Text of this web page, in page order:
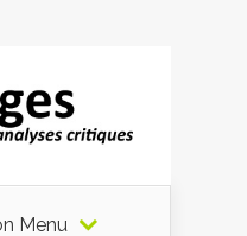
Menu